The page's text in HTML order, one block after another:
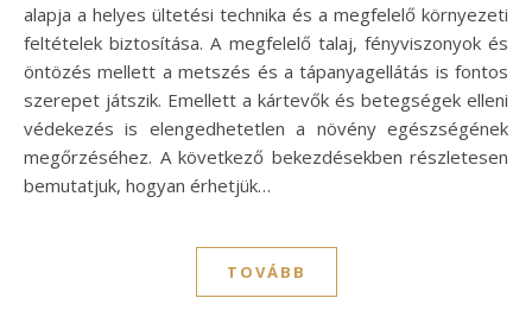
alapja a helyes ültetési technika és a megfelelő környezeti
feltételek biztosítása. A megfelelő talaj, fényviszonyok és
öntözés mellett a metszés és a tápanyagellátás is fontos
szerepet játszik. Emellett a kártevők és betegségek elleni
védekezés is elengedhetetlen a növény egészségének
megőrzéséhez. A következő bekezdésekben részletesen
bemutatjuk, hogyan érhetjük…
TOVÁBB